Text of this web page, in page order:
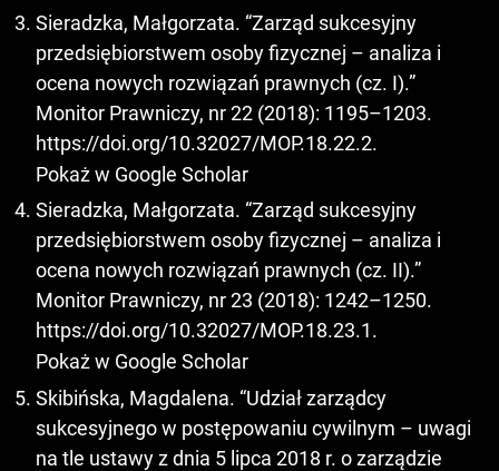
Sieradzka, Małgorzata. “Zarząd sukcesyjny
przedsiębiorstwem osoby fizycznej – analiza i
ocena nowych rozwiązań prawnych (cz. I).”
Monitor Prawniczy, nr 22 (2018): 1195–1203.
https://doi.org/10.32027/MOP.18.22.2.
Pokaż w Google Scholar
Sieradzka, Małgorzata. “Zarząd sukcesyjny
przedsiębiorstwem osoby fizycznej – analiza i
ocena nowych rozwiązań prawnych (cz. II).”
Monitor Prawniczy, nr 23 (2018): 1242–1250.
https://doi.org/10.32027/MOP.18.23.1.
Pokaż w Google Scholar
Skibińska, Magdalena. “Udział zarządcy
sukcesyjnego w postępowaniu cywilnym – uwagi
na tle ustawy z dnia 5 lipca 2018 r. o zarządzie